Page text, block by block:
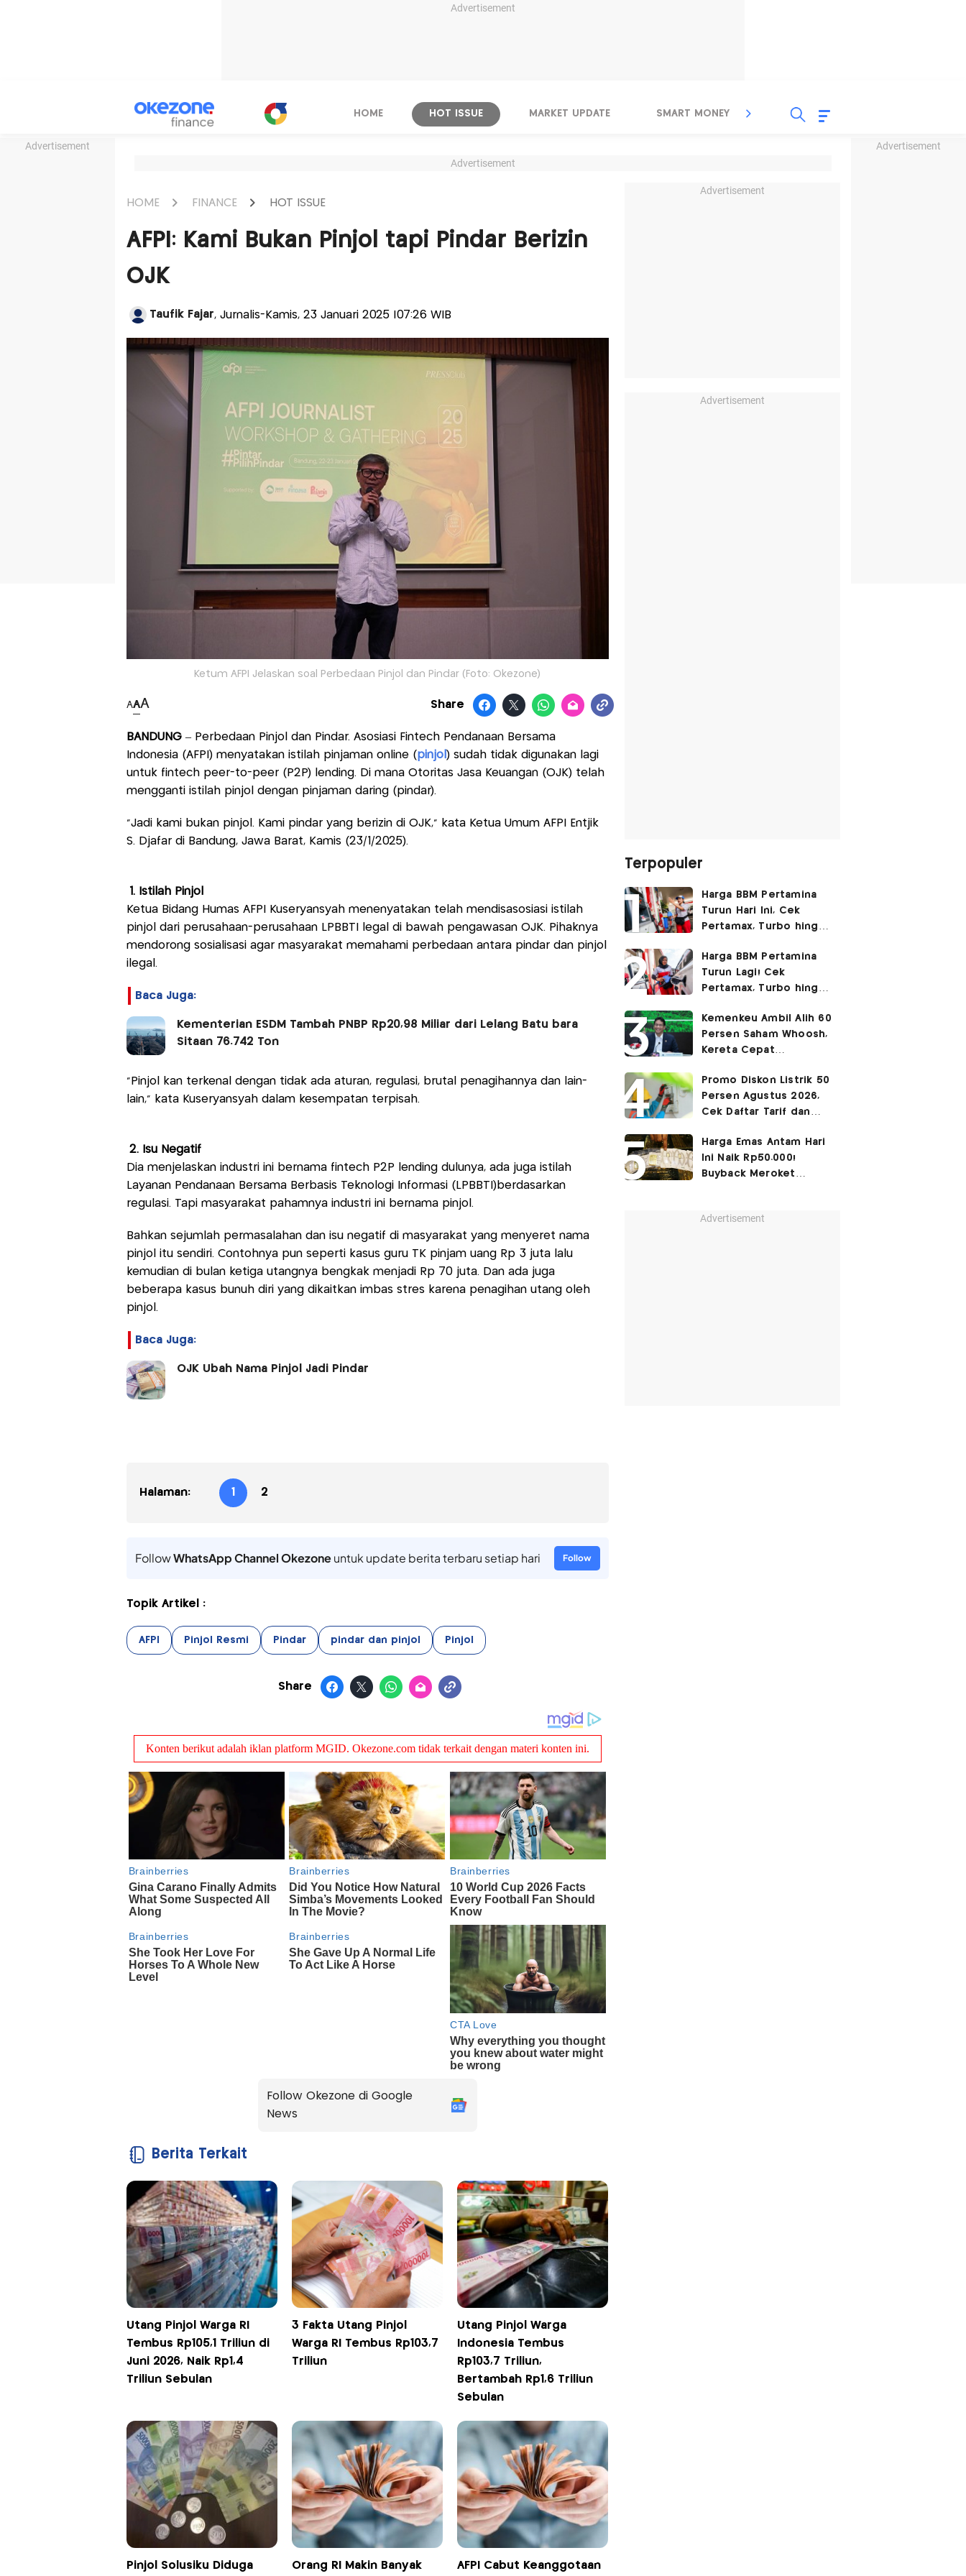
Advertisement
Advertisement Advertisement
HOME HOT ISSUE MARKET UPDATE SMART MONEY INSPIRASI BISNIS
Advertisement
HOME FINANCE HOT ISSUE
AFPI: Kami Bukan Pinjol tapi Pindar Berizin
OJK
Taufik Fajar, Jurnalis-Kamis, 23 Januari 2025 |07:26 WIB
Ketum AFPI Jelaskan soal Perbedaan Pinjol dan Pindar (Foto: Okezone)
AAA Share
BANDUNG– Perbedaan Pinjol dan Pindar. Asosiasi Fintech Pendanaan Bersama
Indonesia (AFPI) menyatakan istilah pinjaman online ( pinjol ) sudah tidak digunakan lagi
untuk fintech peer-to-peer (P2P) lending. Di mana Otoritas Jasa Keuangan (OJK) telah
mengganti istilah pinjol dengan pinjaman daring (pindar).
"Jadi kami bukan pinjol. Kami pindar yang berizin di OJK," kata Ketua Umum AFPI Entjik
S. Djafar di Bandung, Jawa Barat, Kamis (23/1/2025).
1. Istilah Pinjol
Ketua Bidang Humas AFPI Kuseryansyah menenyatakan telah mendisasosiasi istilah
pinjol dari perusahaan-perusahaan LPBBTI legal di bawah pengawasan OJK. Pihaknya
mendorong sosialisasi agar masyarakat memahami perbedaan antara pindar dan pinjol
ilegal.
Baca Juga:
Kementerian ESDM Tambah PNBP Rp20,98 Miliar dari Lelang Batu bara
Sitaan 76.742 Ton
"Pinjol kan terkenal dengan tidak ada aturan, regulasi, brutal penagihannya dan lain-
lain," kata Kuseryansyah dalam kesempatan terpisah.
2. Isu Negatif
Dia menjelaskan industri ini bernama fintech P2P lending dulunya, ada juga istilah
Layanan Pendanaan Bersama Berbasis Teknologi Informasi (LPBBTI)berdasarkan
regulasi. Tapi masyarakat pahamnya industri ini bernama pinjol.
Bahkan sejumlah permasalahan dan isu negatif di masyarakat yang menyeret nama
pinjol itu sendiri. Contohnya pun seperti kasus guru TK pinjam uang Rp 3 juta lalu
kemudian di bulan ketiga utangnya bengkak menjadi Rp 70 juta. Dan ada juga
beberapa kasus bunuh diri yang dikaitkan imbas stres karena penagihan utang oleh
pinjol.
Baca Juga:
OJK Ubah Nama Pinjol Jadi Pindar
Halaman: 1 2
FollowWhatsApp Channel Okezoneuntuk update berita terbaru setiap hari Follow
Topik Artikel :
AFPI Pinjol Resmi Pindar pindar dan pinjol Pinjol
Share
Follow Okezone di Google
News
Berita Terkait
Utang Pinjol Warga RI
Tembus Rp105,1 Triliun di
Juni 2026, Naik Rp1,4
Triliun Sebulan
3 Fakta Utang Pinjol
Warga RI Tembus Rp103,7
Triliun
Utang Pinjol Warga
Indonesia Tembus
Rp103,7 Triliun,
Bertambah Rp1,6 Triliun
Sebulan
Pinjol Solusiku Diduga Orang RI Makin Banyak AFPI Cabut Keanggotaan
Advertisement
Advertisement
Terpopuler
Harga BBM Pertamina
Turun Hari Ini, Cek
Pertamax, Turbo hingga
2026
Harga BBM Pertamina
Turun Lagi! Cek
Pertamax, Turbo hingga
Agustus 2026
Kemenkeu Ambil Alih 60
Persen Saham Whoosh,
Kereta Cepat
Surabaya
Promo Diskon Listrik 50
Persen Agustus 2026,
Cek Daftar Tarif dan
Harga Emas Antam Hari
Ini Naik Rp50.000!
Buyback Meroket
Advertisement